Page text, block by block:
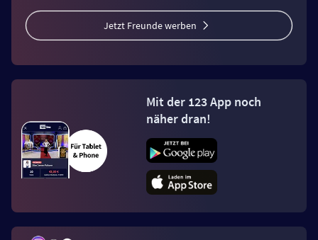
Jetzt Freunde werben
Mit der 123 App noch
näher dran!